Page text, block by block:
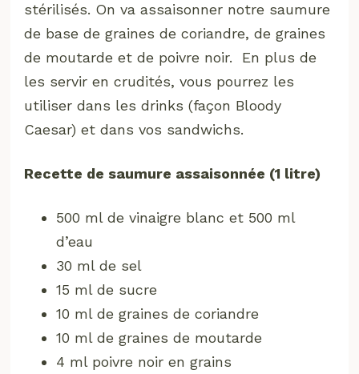
stérilisés. On va assaisonner notre saumure
de base de graines de coriandre, de graines
de moutarde et de poivre noir. En plus de
les servir en crudités, vous pourrez les
utiliser dans les drinks (façon Bloody
Caesar) et dans vos sandwichs.
Recette de saumure assaisonnée (1 litre)
500 ml de vinaigre blanc et 500 ml
d’eau
30 ml de sel
15 ml de sucre
10 ml de graines de coriandre
10 ml de graines de moutarde
4 ml poivre noir en grains